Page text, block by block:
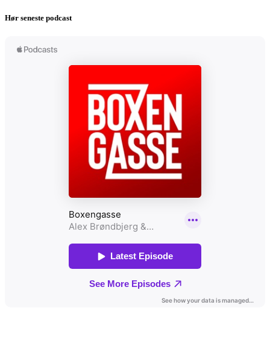
Hør seneste podcast